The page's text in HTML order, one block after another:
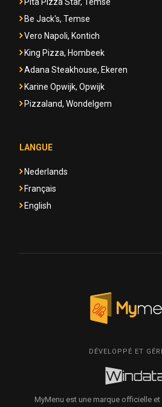
Be Jack's, Temse
Vero Napoli, Kontich
King Pizza, Hombeek
Adana Steakhouse, Ekeren
Karine Opwijk, Opwijk
Pizzaland, Wondelgem
LANGUE
Nederlands
Français
English
DÉVELOPPÉ ET
MyMenu est une marque officielle